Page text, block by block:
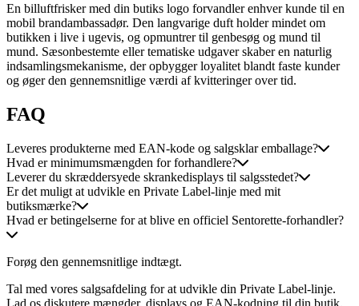
En billuftfrisker med din butiks logo forvandler enhver kunde til en
mobil brandambassadør. Den langvarige duft holder mindet om
butikken i live i ugevis, og opmuntrer til genbesøg og mund til
mund. Sæsonbestemte eller tematiske udgaver skaber en naturlig
indsamlingsmekanisme, der opbygger loyalitet blandt faste kunder
og øger den gennemsnitlige værdi af kvitteringer over tid.
FAQ
Leveres produkterne med EAN-kode og salgsklar emballage?
Hvad er minimumsmængden for forhandlere?
Leverer du skræddersyede skrankedisplays til salgsstedet?
Er det muligt at udvikle en Private Label-linje med mit
butiksmærke?
Hvad er betingelserne for at blive en officiel Sentorette-forhandler?
Forøg den gennemsnitlige indtægt.
Tal med vores salgsafdeling for at udvikle din Private Label-linje.
Lad os diskutere mængder, displays og EAN-kodning til din butik.